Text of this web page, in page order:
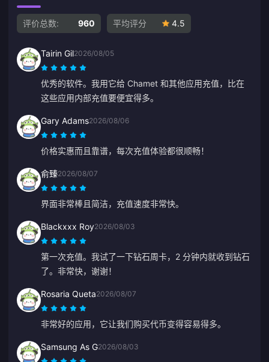
评价总数: 960 平均评分 4.5
Tairin Gil2026/08/05
优秀的软件。我用它给 Chamet 和其他应用充值，比在
这些应用内部充值要便宜得多。
Gary Adams2026/08/06
价格实惠而且靠谱，每次充值体验都很顺畅！
俞臻2026/08/07
界面非常棒且简洁，充值速度非常快。
Blackxxx Roy2026/08/03
第一次充值。我试了一下钻石周卡，2 分钟内就收到钻石
了。非常快，谢谢！
Rosaria Queta2026/08/07
非常好的应用，它让我们购买代币变得容易得多。
Samsung As G2026/08/03